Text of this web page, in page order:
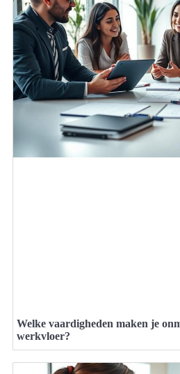
Welke vaardigheden maken je
werkvloer?